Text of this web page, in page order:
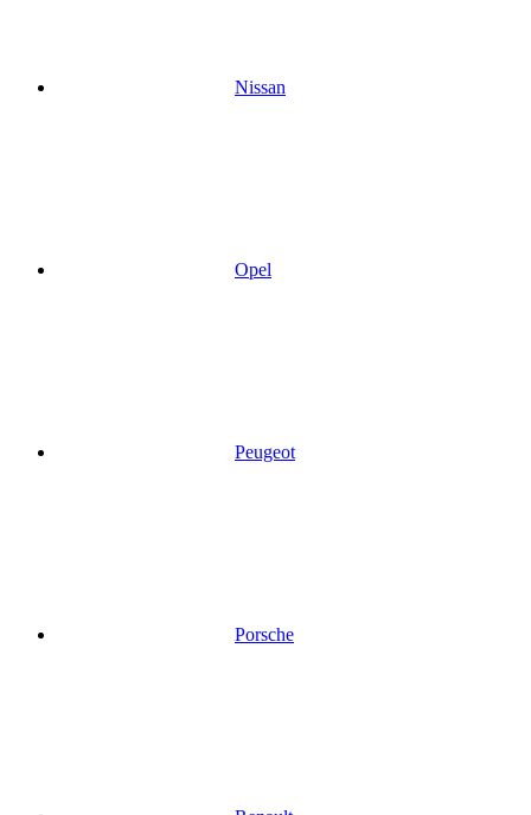
Nissan
Opel
Peugeot
Porsche